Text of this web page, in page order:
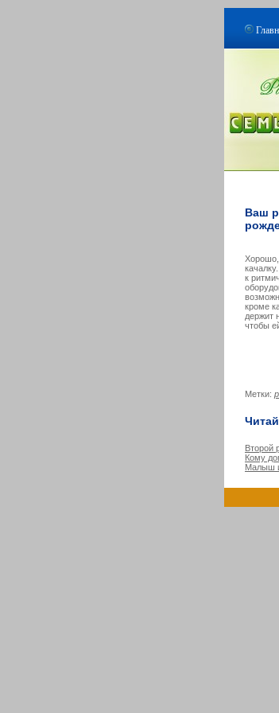
Ваш
Хорошо,
к
кроме
держит
чтобы
Метки:
Второй
Кому
Малыш